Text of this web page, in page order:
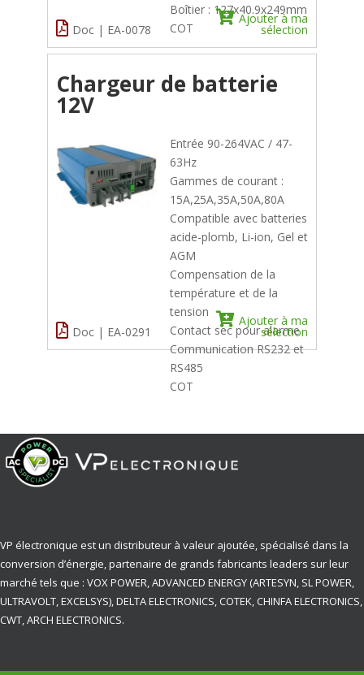
Boîtier : 127x40.9x249mm
COT
Ajouter à ma
sélection
Doc | EA-0078
Chargeur de batterie
12V
Entrée 90-264VAC / 47-
63Hz
Gammes de courant :
15A,25A,35A,50A,80A
Compatible avec batteries
acide-plomb, Li-ion, Gel et
AGM
Compensation de la
température et de la
tension
Contact sec pour alarme
Communication RS232 et
RS485
COT
Ajouter à ma
sélection
Doc | EA-0291
VP électronique est un distributeur à valeur ajoutée, spécialisé dans la
conversion d’énergie, partenaire de grands fabricants leaders sur leur
marché tels que : VOX POWER, ADVANCED ENERGY (ARTESYN, SL POWER,
ULTRAVOLT, EXCELSYS), DELTA ELECTRONICS, COTEK, CHINFA ELECTRONICS,
CWT, ARCH ELECTRONICS.